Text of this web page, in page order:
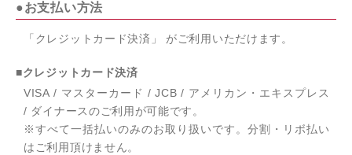
●お支払い方法
「クレジットカード決済」 がご利用いただけます。
■クレジットカード決済
VISA / マスターカード / JCB / アメリカン・エキスプレス
/ ダイナースのご利用が可能です。
※すべて一括払いのみのお取り扱いです。分割・リボ払い
はご利用頂けません。